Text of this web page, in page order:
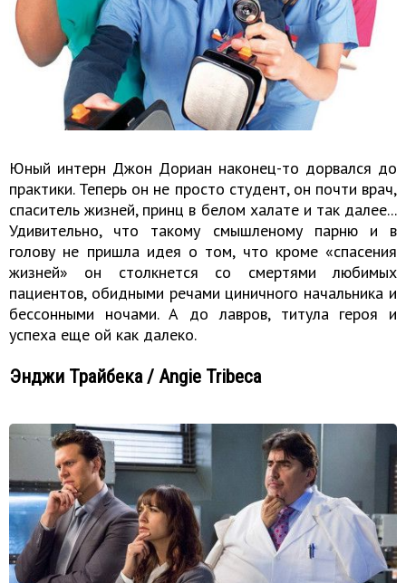
Юный интерн Джон Дориан наконец-то дорвался до
практики. Теперь он не просто студент, он почти врач,
спаситель жизней, принц в белом халате и так далее...
Удивительно, что такому смышленому парню и в
голову не пришла идея о том, что кроме «спасения
жизней» он столкнется со смертями любимых
пациентов, обидными речами циничного начальника и
бессонными ночами. А до лавров, титула героя и
успеха еще ой как далеко.
Энджи Трайбека / Angie Tribeca